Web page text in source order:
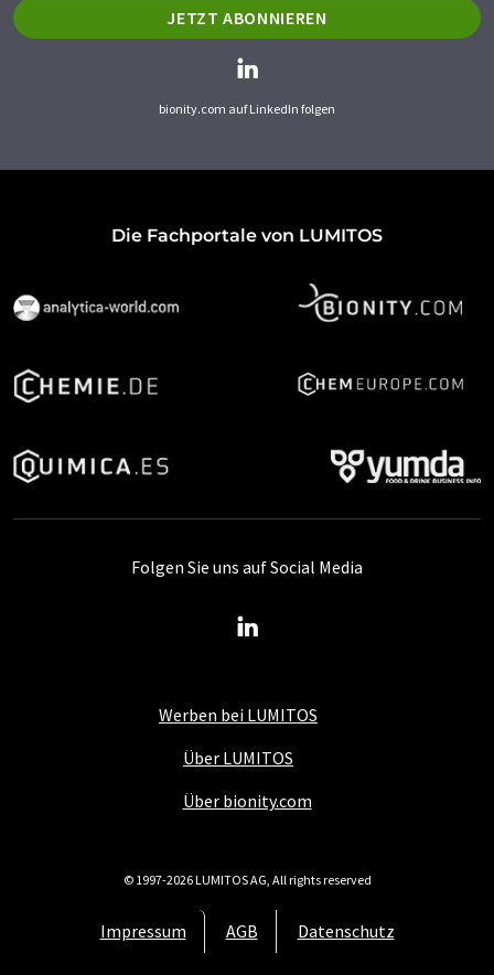
JETZT ABONNIEREN
bionity.com auf LinkedIn folgen
Die Fachportale von LUMITOS
Werben bei LUMITOS
Über LUMITOS
Über bionity.com
Impressum AGB Datenschutz
Folgen Sie uns auf Social Media
© 1997-2026 LUMITOS AG, All rights reserved